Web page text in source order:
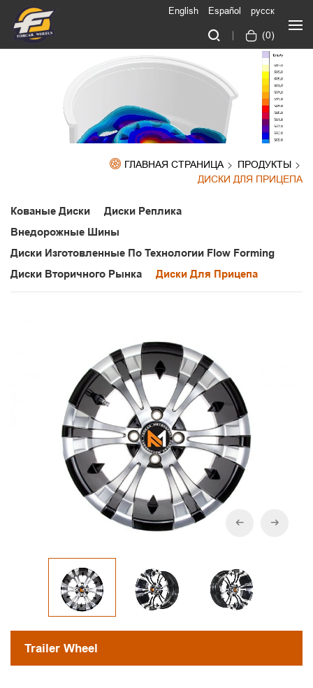
(0)
English Español русск
ГЛАВНАЯ СТРАНИЦА
ПРОДУКТЫ
ДИСКИ ДЛЯ ПРИЦЕПА
Кованые Диски
Диски Реплика
Внедорожные Шины
Диски Изготовленные По Технологии Flow Forming
Диски Вторичного Рынка
Диски Для Прицепа
Trailer Wheel